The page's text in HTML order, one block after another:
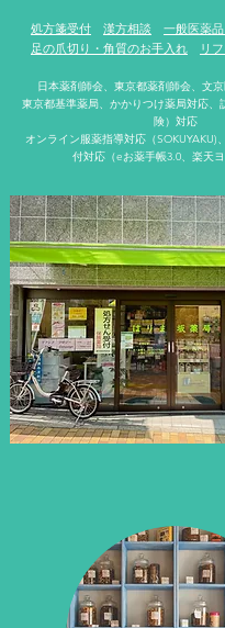
処方箋受付 漢方相談
一般医薬
足の爪切り・角質のお手入れ
リ
日本薬剤師会、東京都薬剤師会、文
東京都基準薬局、かかりつけ薬局対応、
険）対応
オンライン服薬指導対応（SOKUYAKU)
付対応（eお薬手帳3.0、楽天ヨ